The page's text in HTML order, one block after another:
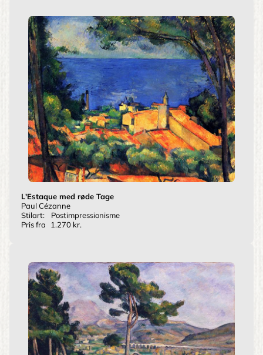
L'Estaque med røde Tage
Paul Cézanne
Stilart:
Postimpressionisme
Pris fra
1.270 kr.